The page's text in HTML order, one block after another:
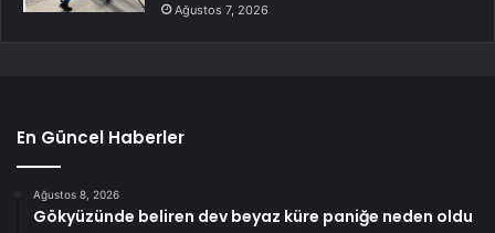
Ağustos 7, 2026
En Güncel Haberler
Ağustos 8, 2026
Gökyüzünde beliren dev beyaz küre paniğe neden oldu